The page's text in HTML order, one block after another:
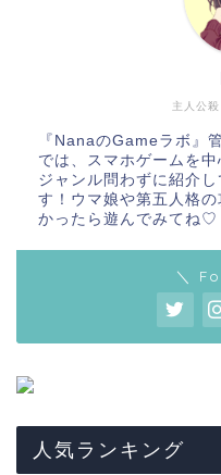
主人公
『NanaのGameラボ』
では、スマホゲームを
ジャンル問わずに紹介
す！ウマ娘や第五人格
かったら遊んでみてね♡
＼
人気ランキング